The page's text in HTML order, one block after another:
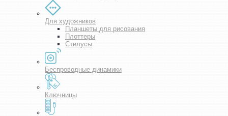
Для художников
Планшеты для рисования
Плоттеры
Стилусы
Беспроводные динамики
Ключницы